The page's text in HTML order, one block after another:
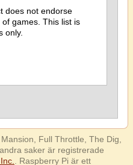
does not endorse
games. This list is
only.
Full Throttle, The Dig,
saker är registrerade
. Raspberry Pi är ett